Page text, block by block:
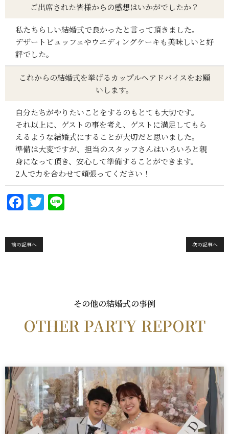
ご出席された皆様からの感想はいかがでしたか？
私たちらしい結婚式で良かったと言って頂きました。
デザートビュッフェやウエディングケーキも美味しいと好
評でした。
これからの結婚式を挙げるカップルへアドバイスをお願
いします。
自分たちがやりたいことをするのもとても大切です。
それ以上に、ゲストの事を考え、ゲストに満足してもら
えるような結婚式にすることが大切だと思いました。
準備は大変ですが、担当のスタッフさんはいろいろと親
身になって頂き、安心して準備することができます。
2人で力を合わせて頑張ってください！
F
c
e
k
T
前の記事へ 次の記事へ
OTHER PARTY REPORT
その他の結婚式の事例